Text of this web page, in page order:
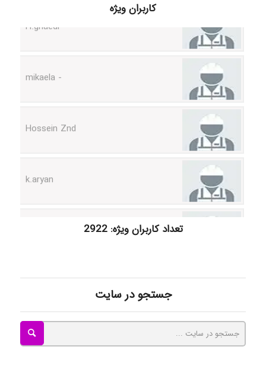
کاربران ویژه
Mohammad
تعداد کاربران ویژه: 2922
جستجو در سایت